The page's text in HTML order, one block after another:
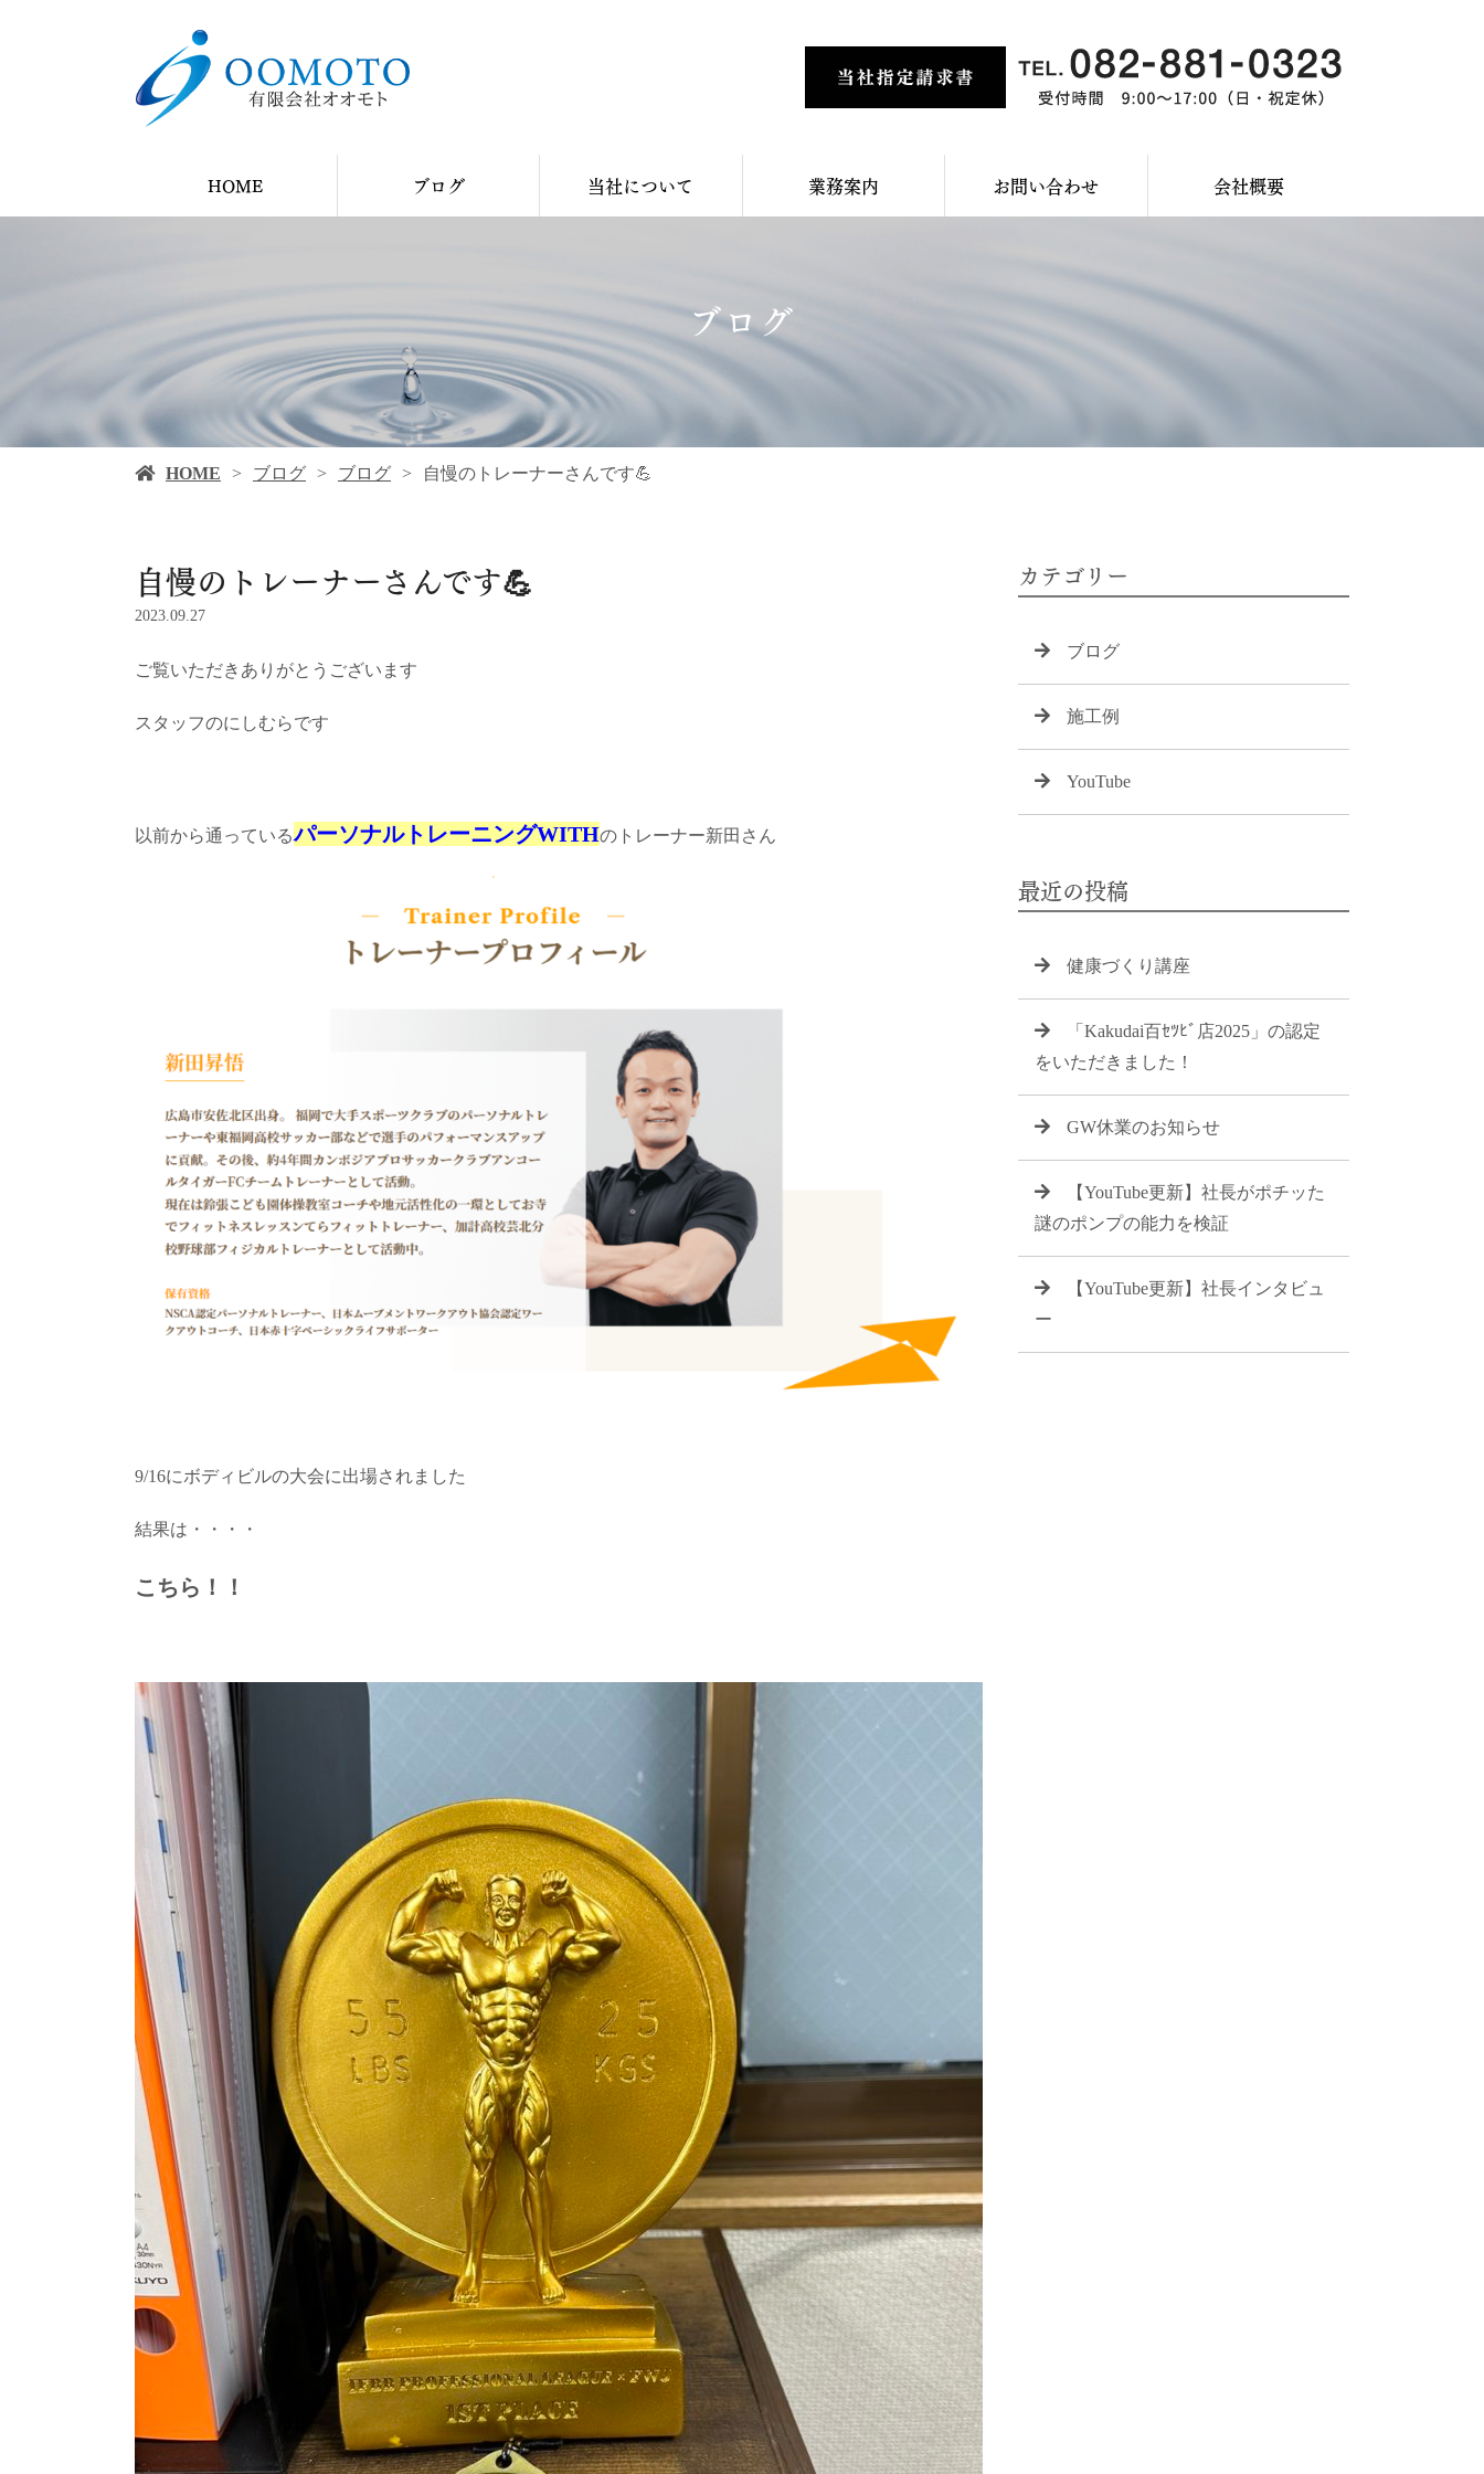
HOME ブログ 当社について 業務案内 お問い合わせ 会社概要
ブログ
HOME ブログ ブログ 自慢のトレーナーさんです💪
自慢のトレーナーさんです💪
2023.09.27
ご覧いただきありがとうございます
スタッフのにしむらです
以前から通っているパーソナルトレーニングWITHのトレーナー新田さん
9/16にボディビルの大会に出場されました
結果は・・・・
こちら！！
カテゴリー
ブログ
施工例
YouTube
最近の投稿
健康づくり講座
「Kakudai百ｾﾂﾋﾞ店2025」の認定
をいただきました！
GW休業のお知らせ
【YouTube更新】社長がポチッた
謎のポンプの能力を検証
【YouTube更新】社長インタビュ
ー